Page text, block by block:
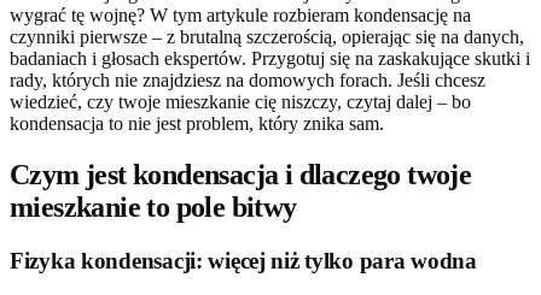
wygrać tę wojnę? W tym artykule rozbieram kondensację na
czynniki pierwsze – z brutalną szczerością, opierając się na danych,
badaniach i głosach ekspertów. Przygotuj się na zaskakujące skutki i
rady, których nie znajdziesz na domowych forach. Jeśli chcesz
wiedzieć, czy twoje mieszkanie cię niszczy, czytaj dalej – bo
kondensacja to nie jest problem, który znika sam.
Czym jest kondensacja i dlaczego twoje
mieszkanie to pole bitwy
Fizyka kondensacji: więcej niż tylko para wodna